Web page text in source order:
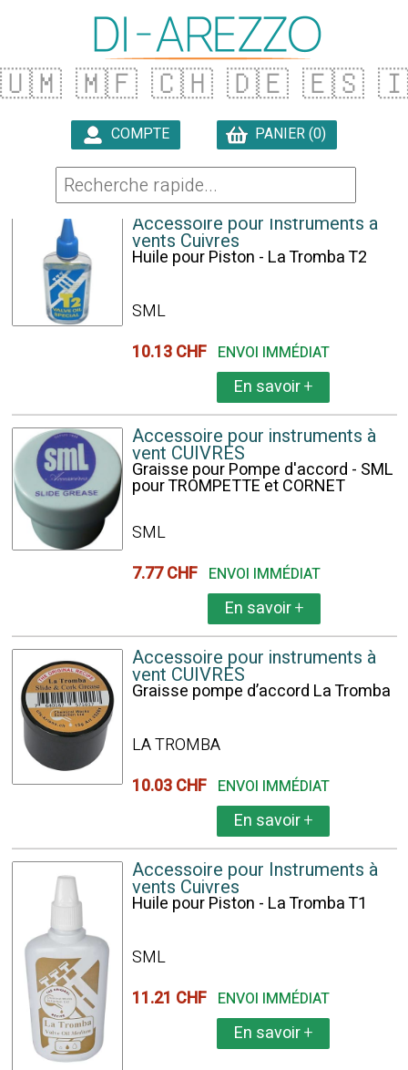
🇺🇲 🇲🇫 🇨🇭 🇩🇪 🇪🇸
COMPTE PANIER (0)
50 ARTICLES TROUVÉS
Accessoire pour Instruments à
vents Cuivres
Huile pour Piston - La Tromba T2
SML
10.13 CHF ENVOI IMMÉDIAT
En savoir+
Accessoire pour instruments à
vent CUIVRES
Graisse pour Pompe d'accord - SML
pour TROMPETTE et CORNET
SML
7.77 CHF ENVOI IMMÉDIAT
En savoir+
Accessoire pour instruments à
vent CUIVRES
Graisse pompe d’accord La Tromba
LA TROMBA
10.03 CHF ENVOI IMMÉDIAT
En savoir+
Accessoire pour Instruments à
vents Cuivres
Huile pour Piston - La Tromba T1
SML
11.21 CHF ENVOI IMMÉDIAT
En savoir+